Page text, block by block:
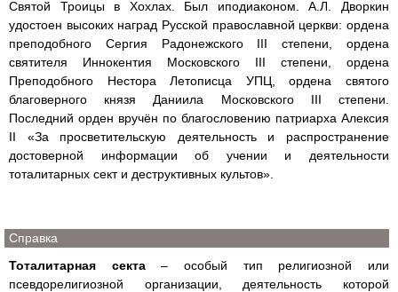
Святой Троицы в Хохлах. Был иподиаконом. А.Л. Дворкин
удостоен высоких наград Русской православной церкви: ордена
преподобного Сергия Радонежского III степени, ордена
святителя Иннокентия Московского III степени, ордена
Преподобного Нестора Летописца УПЦ, ордена святого
благоверного князя Даниила Московского III степени.
Последний орден вручён по благословению патриарха Алексия
II «За просветительскую деятельность и распространение
достоверной информации об учении и деятельности
тоталитарных сект и деструктивных культов».
Справка
Тоталитарная секта– особый тип религиозной или
псевдорелигиозной организации, деятельность которой